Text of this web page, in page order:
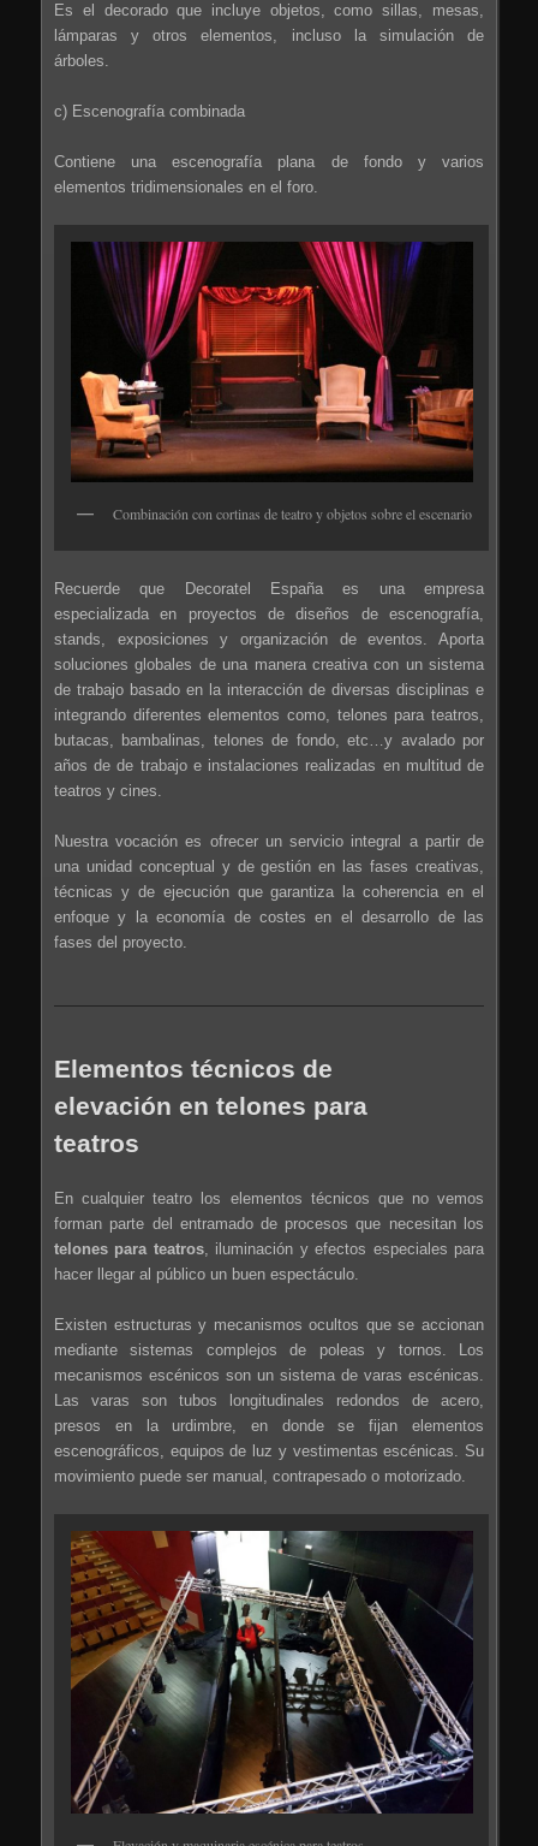
Es el decorado que incluye objetos, como sillas, mesas,
lámparas y otros elementos, incluso la simulación de
árboles.
c) Escenografía combinada
Contiene una escenografía plana de fondo y varios
elementos tridimensionales en el foro.
Combinación con cortinas de teatro y objetos sobre el escenario
Recuerde que Decoratel España es una empresa
especializada en proyectos de diseños de escenografía,
stands, exposiciones y organización de eventos. Aporta
soluciones globales de una manera creativa con un sistema
de trabajo basado en la interacción de diversas disciplinas e
integrando diferentes elementos como, telones para teatros,
butacas, bambalinas, telones de fondo, etc…y avalado por
años de de trabajo e instalaciones realizadas en multitud de
teatros y cines.
Nuestra vocación es ofrecer un servicio integral a partir de
una unidad conceptual y de gestión en las fases creativas,
técnicas y de ejecución que garantiza la coherencia en el
enfoque y la economía de costes en el desarrollo de las
fases del proyecto.
Elementos técnicos de
elevación en telones para
teatros
En cualquier teatro los elementos técnicos que no vemos
forman parte del entramado de procesos que necesitan los
telones para teatros, iluminación y efectos especiales para
hacer llegar al público un buen espectáculo.
Existen estructuras y mecanismos ocultos que se accionan
mediante sistemas complejos de poleas y tornos. Los
mecanismos escénicos son un sistema de varas escénicas.
Las varas son tubos longitudinales redondos de acero,
presos en la urdimbre, en donde se fijan elementos
escenográficos, equipos de luz y vestimentas escénicas. Su
movimiento puede ser manual, contrapesado o motorizado.